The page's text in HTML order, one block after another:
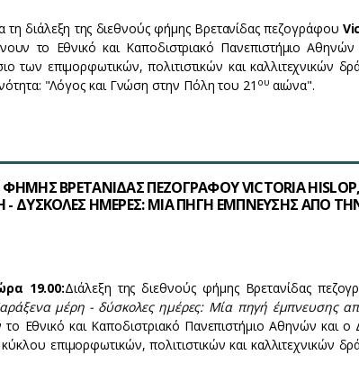
διάλεξη της διεθνούς φήμης Βρετανίδας πεζογράφου
το Εθνικό και Καποδιστριακό Πανεπιστήμιο Αθηνών
των επιμορφωτικών, πολιτιστικών και καλλιτεχνικών
"Λόγος και Γνώση στην Πόλη του 21 ου αιώνα".
ΒΡΕΤΑΝΙΔΑΣ ΠΕΖΟΓΡΑΦΟΥ VICTORIA
ΔΥΣΚΟΛΕΣ ΗΜΕΡΕΣ: ΜΙΑ ΠΗΓΗ ΕΜΠΝΕΥΣΗΣ ΑΠΟ
19.00:Διάλεξη της διεθνούς φήμης Βρετανίδας
μέρη - δύσκολες ημέρες: Μία πηγή έμπνευσης
Eθνικό και Καποδιστριακό Πανεπιστήμιο Αθηνών και ο
επιμορφωτικών, πολιτιστικών και καλλιτεχνικών